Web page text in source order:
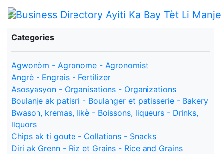
Categories
Agwonòm - Agronome - Agronomist
Angrè - Engrais - Fertilizer
Asosyasyon - Organisations - Organizations
Boulanje ak patisri - Boulanger et patisserie - Bakery
Bwason, kremas, likè - Boissons, liqueurs - Drinks,
liquors
Chips ak ti goute - Collations - Snacks
Diri ak Grenn - Riz et Grains - Rice and Grains